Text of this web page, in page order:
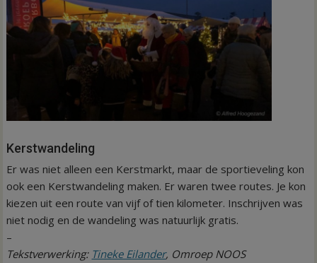
Kerstwandeling
Er was niet alleen een Kerstmarkt, maar de sportieveling kon
ook een Kerstwandeling maken. Er waren twee routes. Je kon
kiezen uit een route van vijf of tien kilometer. Inschrijven was
niet nodig en de wandeling was natuurlijk gratis.
–
Tekstverwerking: Tineke Eilander, Omroep NOOS